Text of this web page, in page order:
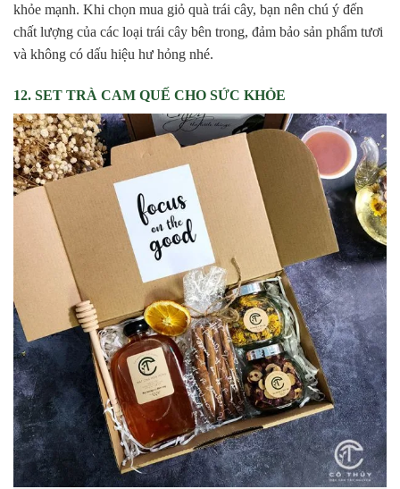
khỏe mạnh. Khi chọn mua giỏ quà trái cây, bạn nên chú ý đến
chất lượng của các loại trái cây bên trong, đảm bảo sản phẩm tươi
và không có dấu hiệu hư hỏng nhé.
12. SET TRÀ CAM QUẾ CHO SỨC KHỎE